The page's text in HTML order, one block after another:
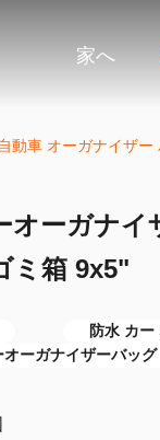
家へ
自動車 オーガナイザー
オーガナ
ミ箱 9x5"
防水 カ
ーガナイザーバッグ